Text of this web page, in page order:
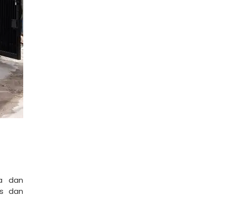
dan
dan